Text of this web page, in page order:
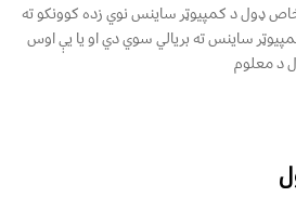
خاص ډول د کمپیوټر ساینس نوي زده کوونکو ته
ساینس ته بریالي سوي دي او یا یې اوس
د معلوم